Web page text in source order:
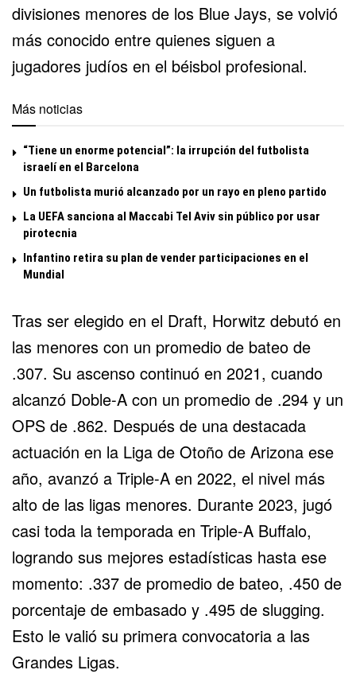
divisiones menores de los Blue Jays, se volvió
más conocido entre quienes siguen a
jugadores judíos en el béisbol profesional.
Más noticias
“Tiene un enorme potencial”: la irrupción del futbolista
israelí en el Barcelona
Un futbolista murió alcanzado por un rayo en pleno partido
La UEFA sanciona al Maccabi Tel Aviv sin público por usar
pirotecnia
Infantino retira su plan de vender participaciones en el
Mundial
Tras ser elegido en el Draft, Horwitz debutó en
las menores con un promedio de bateo de
.307. Su ascenso continuó en 2021, cuando
alcanzó Doble-A con un promedio de .294 y un
OPS de .862. Después de una destacada
actuación en la Liga de Otoño de Arizona ese
año, avanzó a Triple-A en 2022, el nivel más
alto de las ligas menores. Durante 2023, jugó
casi toda la temporada en Triple-A Buffalo,
logrando sus mejores estadísticas hasta ese
momento: .337 de promedio de bateo, .450 de
porcentaje de embasado y .495 de slugging.
Esto le valió su primera convocatoria a las
Grandes Ligas.